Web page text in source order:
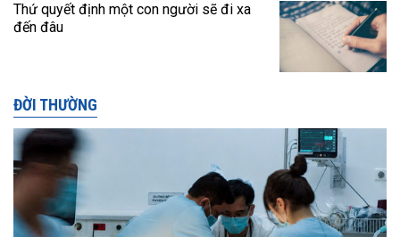
Thứ quyết định một con người sẽ đi xa
đến đâu
ĐỜI THƯỜNG